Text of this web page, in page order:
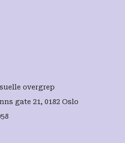
overgrep
gate 21, 0182 Oslo